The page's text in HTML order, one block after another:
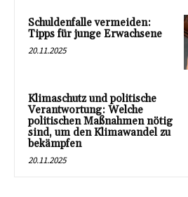
Schuldenfalle vermeiden:
Tipps für junge Erwachsene
20.11.2025
Klimaschutz und politische
Verantwortung: Welche
politischen Maßnahmen nötig
sind, um den Klimawandel zu
bekämpfen
20.11.2025